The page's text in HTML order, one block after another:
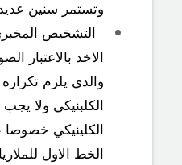
وتستمر سنين
التشخيص
الاخد بالاعتبار
والدي يلزم
الكلبنيكي ولا
الكلينيكي
الخط الاول